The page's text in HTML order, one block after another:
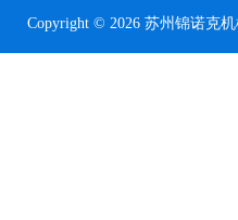
Copyright © 2026 苏州锦诺克